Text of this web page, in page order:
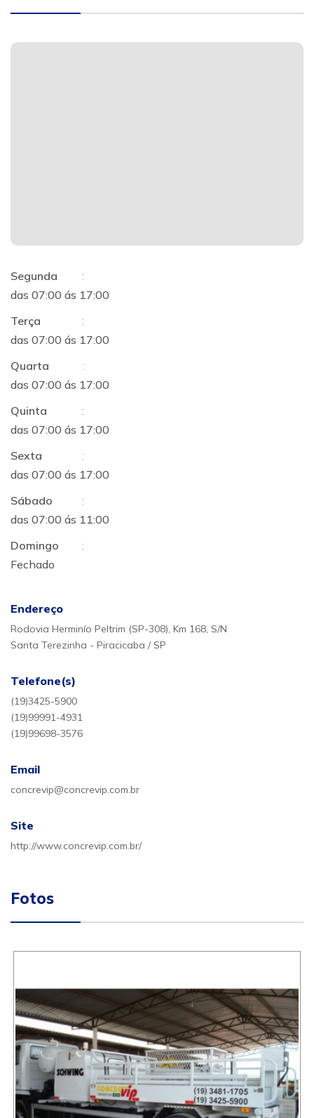
Segunda
:
das 07:00 ás 17:00
Terça
:
das 07:00 ás 17:00
Quarta
:
das 07:00 ás 17:00
Quinta
:
das 07:00 ás 17:00
Sexta
:
das 07:00 ás 17:00
Sábado
:
das 07:00 ás 11:00
Domingo
:
Fechado
Endereço
Rodovia Herminío Peltrim (SP-308), Km 168, S/N
Santa Terezinha - Piracicaba / SP
Telefone(s)
(19)3425-5900
(19)99991-4931
(19)99698-3576
Email
concrevip@concrevip.com.br
Site
http://www.concrevip.com.br/
Fotos